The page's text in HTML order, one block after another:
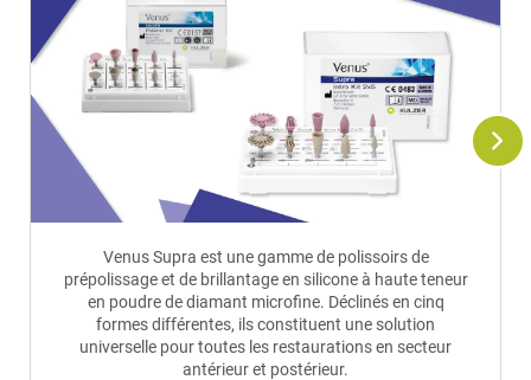
Venus Supra est une gamme de polissoirs de
prépolissage et de brillantage en silicone à haute teneur
en poudre de diamant microfine. Déclinés en cinq
formes différentes, ils constituent une solution
universelle pour toutes les restaurations en secteur
antérieur et postérieur.